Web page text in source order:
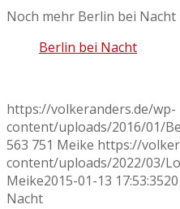
Noch mehr Berlin bei
Berlin bei Nacht
https://volkeranders.de/wp-
content/uploads/2016/01/
563 751 Meike https://
content/uploads/2022/03/
Meike2015-01-13 17:53:35
Nacht